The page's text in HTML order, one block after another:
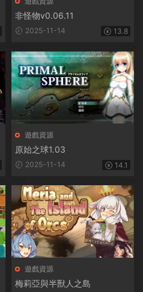
非怪物v0.06.11
2025-11-14 13.8
遊戲資源
原始之球1.03
2025-11-14 14.1
遊戲資源
梅莉亞與半獸人之島